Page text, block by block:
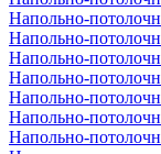
Напольно-
Напольно-
Напольно-
Напольно-
Напольно-
Напольно-
Напольно-